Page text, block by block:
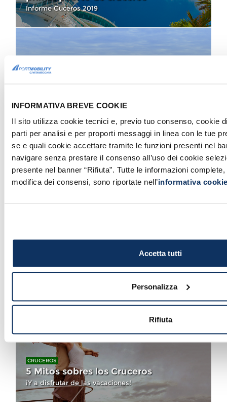
INFORMATIVA BREVE COOKIE
Il sito utilizza cookie tecnici e, previo tuo consenso, cookie
parti per analisi e per proporti messaggi in linea con le tue
se e quali cookie accettare tramite le funzioni presenti nel
navigare senza prestare il consenso all’uso dei cookie
presente nel banner “Rifiuta”. Tutte le informazioni
modifica dei consensi, sono riportate nell’informativa
Accetta tutti
Personalizza
Rifiuta
Informe Cuceros 2019
Puerto de Civitavecchia:
Inauguración
INFO PARA VIAJEROS
Cruceros desde el Puerto de
Civitavecchia: Junio de 2026
Cruceros desde el puerto de
Civitavecchia: Diciembre de
Consulta el calendario con las salidas
CRUCEROS
5 Mitos sobres los Cruceros
¡Y a disfrutar de las vacaciones!